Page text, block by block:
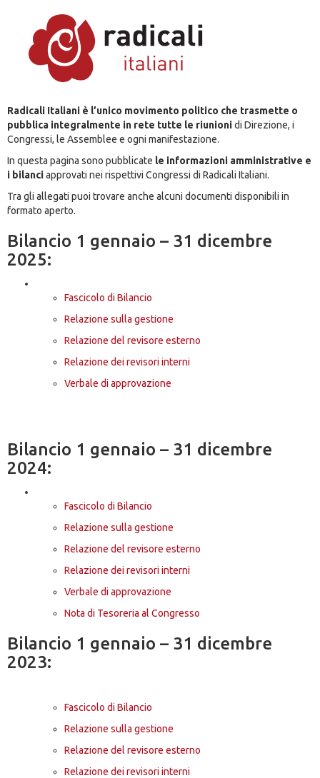
Radicali Italiani è l’unico movimento politico che trasmette o
pubblica integralmente in rete tutte le riunionidi Direzione, i
Congressi, le Assemblee e ogni manifestazione.
In questa pagina sono pubblicate le informazioni amministrative e
i bilanciapprovati nei rispettivi Congressi di Radicali Italiani.
Tra gli allegati puoi trovare anche alcuni documenti disponibili in
formato aperto.
Bilancio 1 gennaio – 31 dicembre
2025:
Fascicolo di Bilancio
Relazione sulla gestione
Relazione del revisore esterno
Relazione dei revisori interni
Verbale di approvazione
Bilancio 1 gennaio – 31 dicembre
2024:
Fascicolo di Bilancio
Relazione sulla gestione
Relazione del revisore esterno
Relazione dei revisori interni
Verbale di approvazione
Nota di Tesoreria al Congresso
Bilancio 1 gennaio – 31 dicembre
2023:
Fascicolo di Bilancio
Relazione sulla gestione
Relazione del revisore esterno
Relazione dei revisori interni